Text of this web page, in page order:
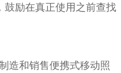
鼓励在真正使用之前查找
造和销售便携式移动照